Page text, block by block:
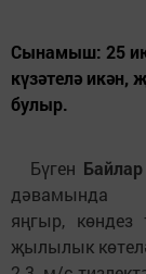
Сынамыш: 25
күзәтелә икән,
булыр.
Бүген Байлар
яңгыр, көндез
җылылык